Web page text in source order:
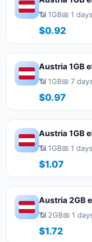
📶 1GB📅 1 days
$0.92
Austria 1GB
📶 1GB📅 7
$0.97
Austria 1GB
📶 1GB📅 1 days
$1.07
Austria 2GB
📶 2GB📅 1
$1.72